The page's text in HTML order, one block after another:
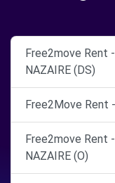
Free2move Rent
NAZAIRE (DS)
Free2Move Rent
Free2move Rent
NAZAIRE (O)